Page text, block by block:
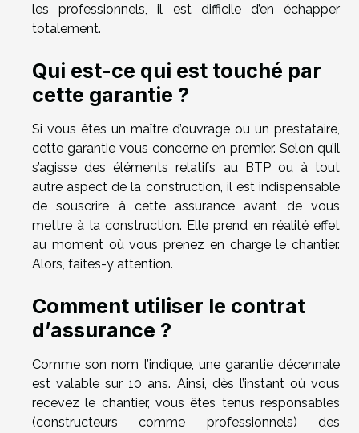
les professionnels, il est difficile d’en échapper
totalement.
Qui est-ce qui est touché par
cette garantie ?
Si vous êtes un maître d’ouvrage ou un prestataire,
cette garantie vous concerne en premier. Selon qu’il
s’agisse des éléments relatifs au BTP ou à tout
autre aspect de la construction, il est indispensable
de souscrire à cette assurance avant de vous
mettre à la construction. Elle prend en réalité effet
au moment où vous prenez en charge le chantier.
Alors, faites-y attention.
Comment utiliser le contrat
d’assurance ?
Comme son nom l’indique, une garantie décennale
est valable sur 10 ans. Ainsi, dès l’instant où vous
recevez le chantier, vous êtes tenus responsables
(constructeurs comme professionnels) des